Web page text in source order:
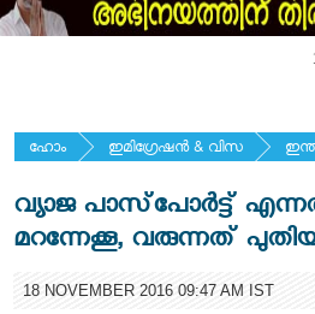
1
ഹോം ഇമിഗ്രേഷന്‍ & വിസ
വ്യാജ പാസ്‌പോര്‍ട്ട്
മറന്നേക്കൂ, വരുന്നത്
18 NOVEMBER 2016 09:47 AM IST